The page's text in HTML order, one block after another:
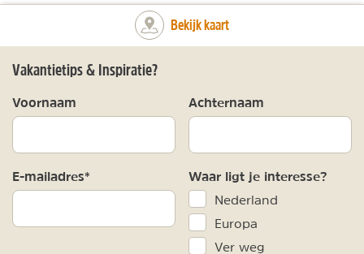
Bekijk kaart
Vakantietips & Inspiratie?
Voornaam Achternaam
E-mailadres* Waar ligt je interesse?
Nederland
Europa
Ver weg